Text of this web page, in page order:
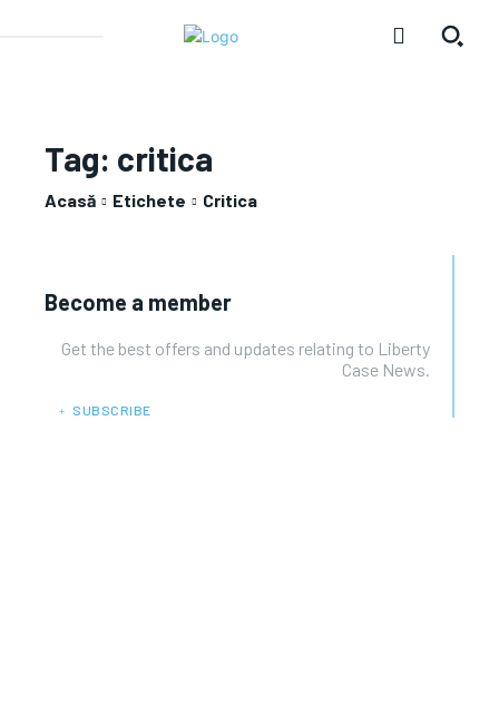
Tag: critica
Acasă Etichete Critica
Become a member
Get the best offers and updates relating to Liberty
Case News.
﹢ SUBSCRIBE